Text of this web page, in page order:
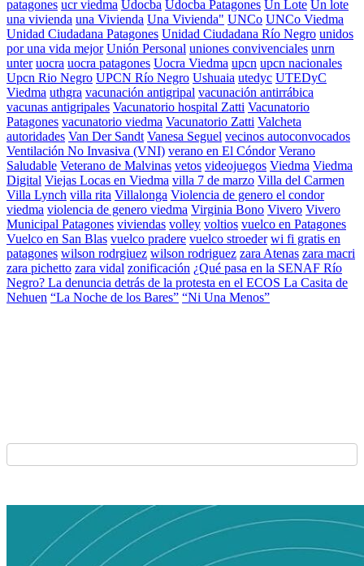
patagones ucr viedma Udocba Udocba Patagones Un Lote Un lote
una vivienda una Vivienda Una Vivienda" UNCo UNCo Viedma
Unidad Ciudadana Patagones Unidad Ciudadana Río Negro unidos
por una vida mejor Unión Personal uniones convivenciales unrn
unter uocra uocra patagones Uocra Viedma upcn upcn nacionales
Upcn Rio Negro UPCN Río Negro Ushuaia utedyc UTEDyC
Viedma uthgra vacunación antigripal vacunación antirrábica
vacunas antigripales Vacunatorio hospital Zatti Vacunatorio
Patagones vacunatorio viedma Vacunatorio Zatti Valcheta
autoridades Van Der Sandt Vanesa Seguel vecinos autoconvocados
Ventilación No Invasiva (VNI) verano en El Cóndor Verano
Saludable Veterano de Malvinas vetos videojuegos Viedma Viedma
Digital Viejas Locas en Viedma villa 7 de marzo Villa del Carmen
Villa Lynch villa rita Villalonga Violencia de genero el condor
viedma violencia de genero viedma Virginia Bono Vivero Vivero
Municipal Patagones viviendas volley voltios vuelco en Patagones
Vuelco en San Blas vuelco pradere vuelco stroeder wi fi gratis en
patagones wilson rodrgiuez wilson rodriguez zara Atenas zara macri
zara pichetto zara vidal zonificación ¿Qué pasa en la SENAF Río
Negro? La denuncia detrás de la protesta en el ECOS La Casita de
Nehuen “La Noche de los Bares” “Ni Una Menos”